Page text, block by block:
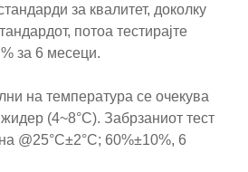
за квалитет, доколку
потоа тестирајте
за 6 месеци.
на температура се очекува
(4~8°C). Забрзаниот тест
@25°C±2°C; 60%±10%, 6